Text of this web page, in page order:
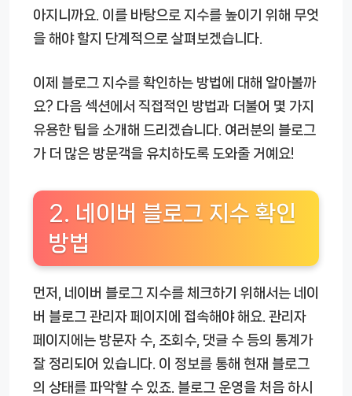
아지니까요. 이를 바탕으로 지수를 높이기 위해 무엇
을 해야 할지 단계적으로 살펴보겠습니다.
이제 블로그 지수를 확인하는 방법에 대해 알아볼까
요? 다음 섹션에서 직접적인 방법과 더불어 몇 가지
유용한 팁을 소개해 드리겠습니다. 여러분의 블로그
가 더 많은 방문객을 유치하도록 도와줄 거예요!
2. 네이버 블로그 지수 확인
방법
먼저, 네이버 블로그 지수를 체크하기 위해서는 네이
버 블로그 관리자 페이지에 접속해야 해요. 관리자
페이지에는 방문자 수, 조회수, 댓글 수 등의 통계가
잘 정리되어 있습니다. 이 정보를 통해 현재 블로그
의 상태를 파악할 수 있죠. 블로그 운영을 처음 하시